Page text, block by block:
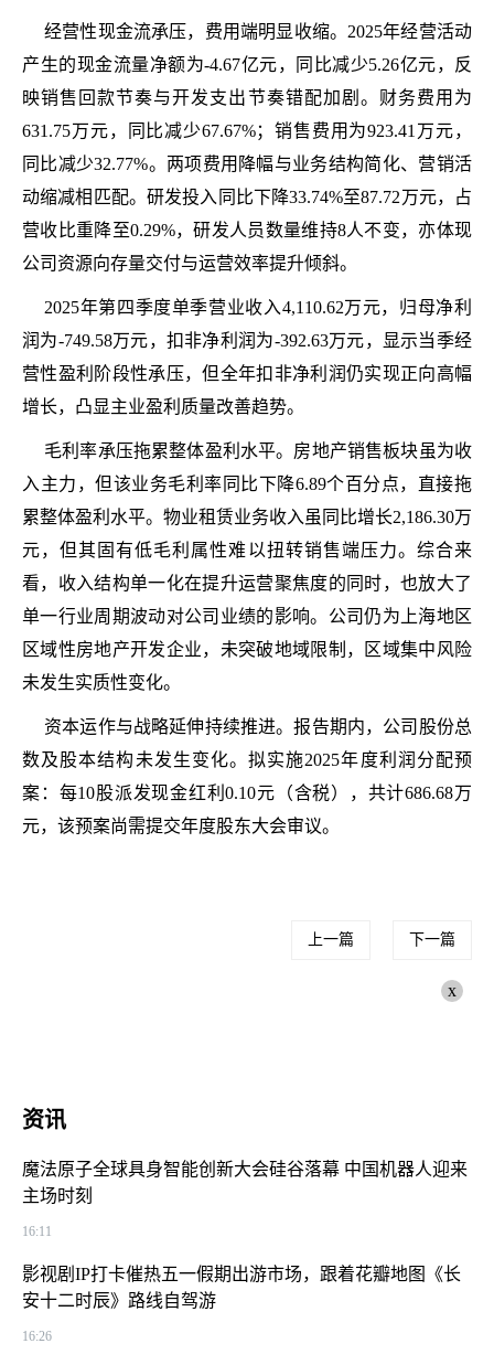
经营性现金流承压，费用端明显收缩。2025年经营活动
产生的现金流量净额为-4.67亿元，同比减少5.26亿元，反
映销售回款节奏与开发支出节奏错配加剧。财务费用为
631.75万元，同比减少67.67%；销售费用为923.41万元，
同比减少32.77%。两项费用降幅与业务结构简化、营销活
动缩减相匹配。研发投入同比下降33.74%至87.72万元，占
营收比重降至0.29%，研发人员数量维持8人不变，亦体现
公司资源向存量交付与运营效率提升倾斜。
2025年第四季度单季营业收入4,110.62万元，归母净利
润为-749.58万元，扣非净利润为-392.63万元，显示当季经
营性盈利阶段性承压，但全年扣非净利润仍实现正向高幅
增长，凸显主业盈利质量改善趋势。
毛利率承压拖累整体盈利水平。房地产销售板块虽为收
入主力，但该业务毛利率同比下降6.89个百分点，直接拖
累整体盈利水平。物业租赁业务收入虽同比增长2,186.30万
元，但其固有低毛利属性难以扭转销售端压力。综合来
看，收入结构单一化在提升运营聚焦度的同时，也放大了
单一行业周期波动对公司业绩的影响。公司仍为上海地区
区域性房地产开发企业，未突破地域限制，区域集中风险
未发生实质性变化。
资本运作与战略延伸持续推进。报告期内，公司股份总
数及股本结构未发生变化。拟实施2025年度利润分配预
案：每10股派发现金红利0.10元（含税），共计686.68万
元，该预案尚需提交年度股东大会审议。
上一篇 下一篇
x
资讯
魔法原子全球具身智能创新大会硅谷落幕 中国机器人迎来
主场时刻
16:11
影视剧IP打卡催热五一假期出游市场，跟着花瓣地图《长
安十二时辰》路线自驾游
16:26